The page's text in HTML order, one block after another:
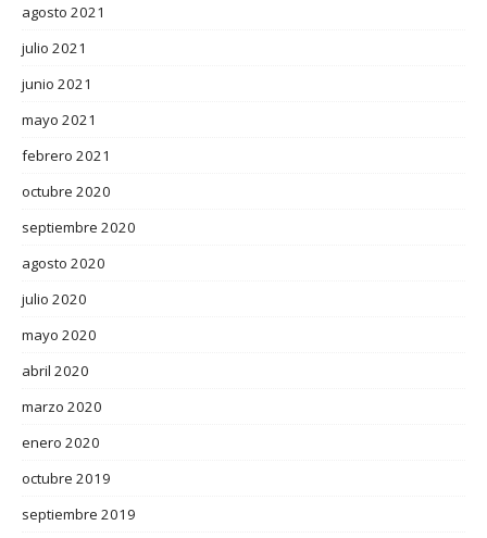
agosto 2021
julio 2021
junio 2021
mayo 2021
febrero 2021
octubre 2020
septiembre 2020
agosto 2020
julio 2020
mayo 2020
abril 2020
marzo 2020
enero 2020
octubre 2019
septiembre 2019